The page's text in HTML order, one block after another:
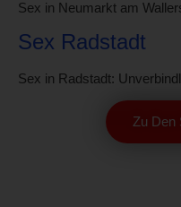
Sex in Neumarkt am
Sex Radstadt
Sex in Radstadt:
Zu Den